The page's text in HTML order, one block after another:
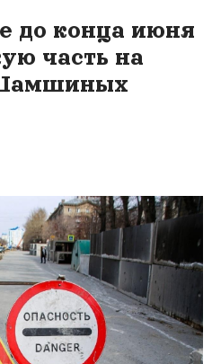
до конца июня
часть на